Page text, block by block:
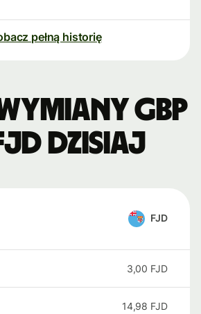
pełną historię
GBP
dzisiaj
FJD
3,00 FJD
14,98 FJD